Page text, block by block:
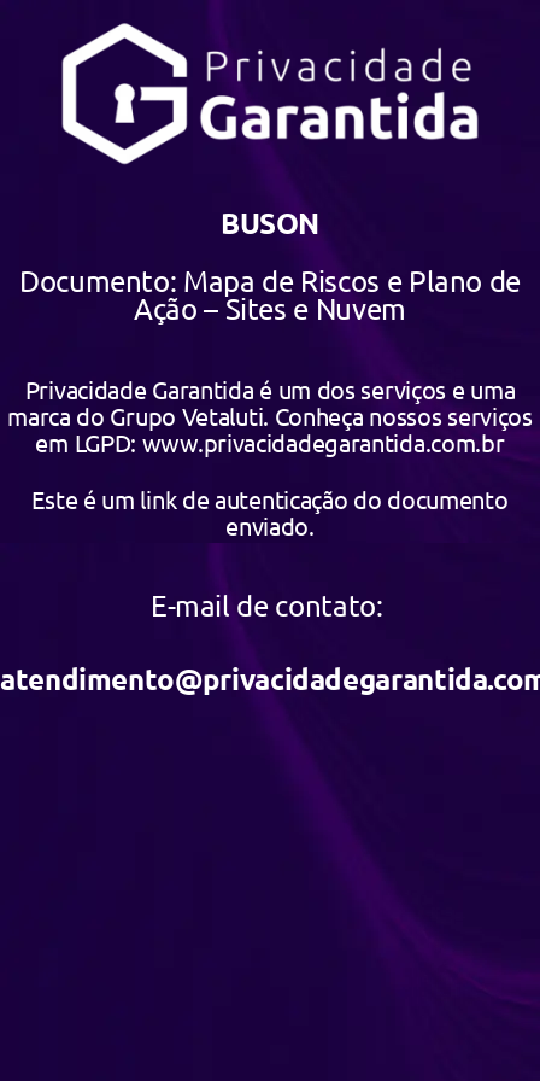
BUSON
Documento: Mapa de Riscos e Plano de
Ação – Sites e Nuvem
Privacidade Garantida é um dos serviços e uma
marca do Grupo Vetaluti. Conheça nossos serviços
em LGPD: www.privacidadegarantida.com.br
Este é um link de autenticação do documento
enviado.
E-mail de contato: